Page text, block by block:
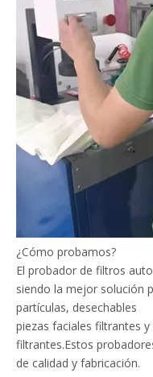
¿Cómo probamos?
El probador de filtros
siendo la mejor solución
partículas, desechables
piezas faciales filtrantes
filtrantes.Estos
de calidad y fabricación.